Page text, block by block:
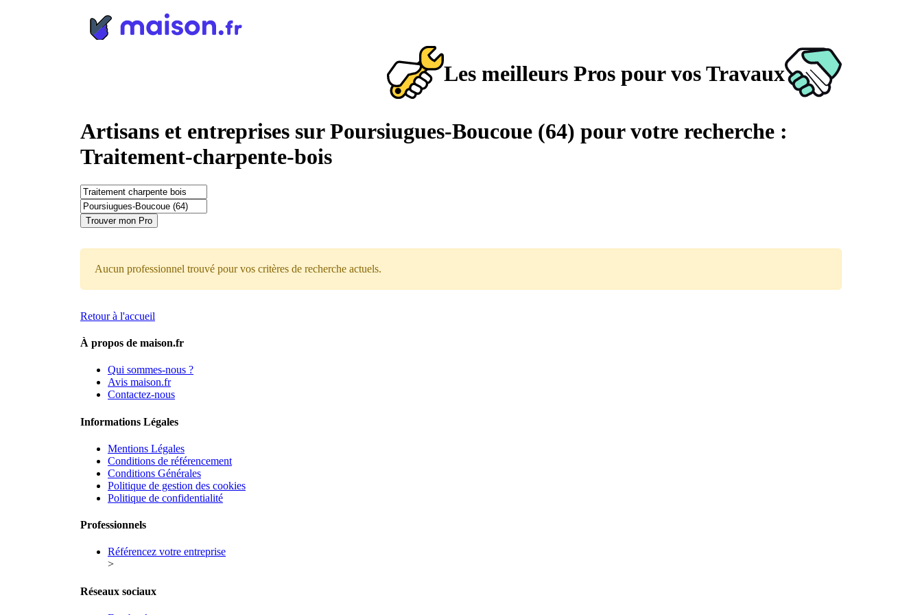
Les meilleurs Pros pour vos Travaux
Artisans et entreprises sur Poursiugues-Boucoue (64) pour votre recherche :
Traitement-charpente-bois
Trouver mon Pro
Aucun professionnel trouvé pour vos critères de recherche actuels.
Retour à l'accueil
À propos de maison.fr
Qui sommes-nous ?
Avis maison.fr
Contactez-nous
Informations Légales
Mentions Légales
Conditions de référencement
Conditions Générales
Politique de gestion des cookies
Politique de confidentialité
Professionnels
Référencez votre entreprise
>
Réseaux sociaux